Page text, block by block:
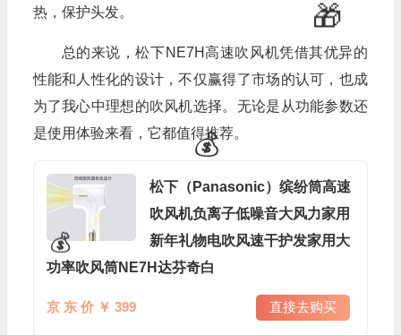
热，保护头发。
总的来说，松下NE7H高速吹风机凭借其优异的
性能和人性化的设计，不仅赢得了市场的认可，也成
为了我心中理想的吹风机选择。无论是从功能参数还
是使用体验来看，它都值得推荐。
松下（Panasonic）缤纷筒高速
吹风机负离子低噪音大风力家用
新年礼物电吹风速干护发家用大
功率吹风筒NE7H达芬奇白
京 东 价 ￥ 399 直接去购买